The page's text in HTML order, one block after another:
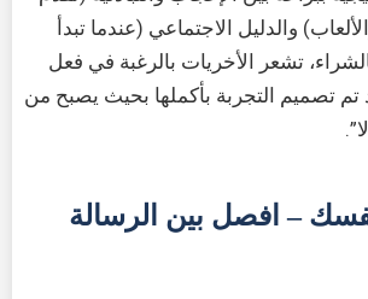
والدليل الاجتماعي (عندما تبدأ
تشعر الأخريات بالرغبة في فعل
تصميم التجربة بأكملها بحيث يصبح من
– افصل بين الرسالة